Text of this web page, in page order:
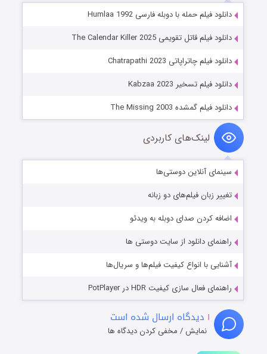
دانلود فیلم حمله با دوبله فارسی Humlaa 1992
دانلود فیلم قاتل تقویمی The Calendar Killer 2025
دانلود فیلم چاتراپاتی Chatrapathi 2023
دانلود فیلم تسخیر Kabzaa 2023
دانلود فیلم گمشده The Missing 2003
لینک‌های کاربردی
سینمای آنلاین دوستی‌ها
تغییر زبان فیلم‌های دو زبانه
اضافه کردن صدای دوبله به ویدئو
راهنمای دانلود از سایت دوستی ها
آشنایی با انواع کیفیت فیلم‌ها و سریال‌ها
راهنمای فعال سازی کیفیت HDR در PotPlayer
۱ دیدگاه ارسال شده است
نمایش / مخفی کردن دیدگاه ها